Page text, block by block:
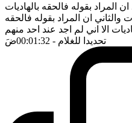
المراد بقوله فالحقه بالهاديات
والثاني ان المراد بقوله فالحقه
الا اني لم اجد عند احد منهم
تحديدا للغلام - 00:01:32 ضَ